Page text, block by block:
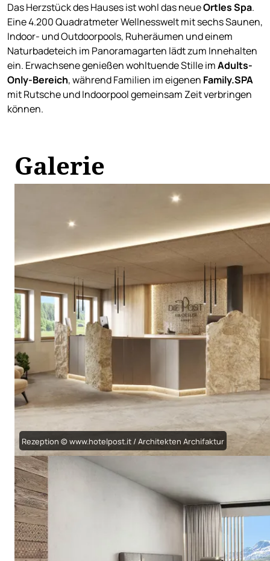
Das Herzstück des Hauses ist wohl das neueOrtles Spa.
Eine 4.200 Quadratmeter Wellnesswelt mit sechs Saunen,
Indoor- und Outdoorpools, Ruheräumen und einem
Naturbadeteich im Panoramagarten lädt zum Innehalten
ein. Erwachsene genießen wohltuende Stille imAdults-
Only-Bereich, während Familien im eigenen Family.SPA
mit Rutsche und Indoorpool gemeinsam Zeit verbringen
können.
Galerie
Rezeption © www.hotelpost.it / Architekten Archifaktur